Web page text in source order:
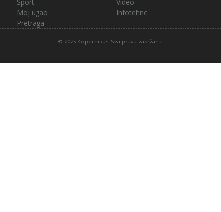
Sport
Video
Moj ugao
Infotehno
Pretraga
© 2026 Kopernikus. Sva prava zadržana.